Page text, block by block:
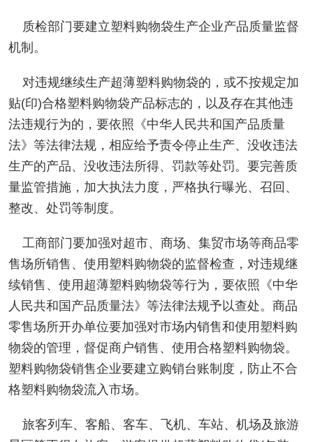
质检部门要建立塑料购物袋生产企业产品质量监督
机制。
对违规继续生产超薄塑料购物袋的，或不按规定加
贴(印)合格塑料购物袋产品标志的，以及存在其他违
法违规行为的，要依照《中华人民共和国产品质量
法》等法律法规，相应给予责令停止生产、没收违法
生产的产品、没收违法所得、罚款等处罚。要完善质
量监管措施，加大执法力度，严格执行曝光、召回、
整改、处罚等制度。
工商部门要加强对超市、商场、集贸市场等商品零
售场所销售、使用塑料购物袋的监督检查，对违规继
续销售、使用超薄塑料购物袋等行为，要依照《中华
人民共和国产品质量法》等法律法规予以查处。商品
零售场所开办单位要加强对市场内销售和使用塑料购
物袋的管理，督促商户销售、使用合格塑料购物袋。
塑料购物袋销售企业要建立购销台账制度，防止不合
格塑料购物袋流入市场。
旅客列车、客船、客车、飞机、车站、机场及旅游